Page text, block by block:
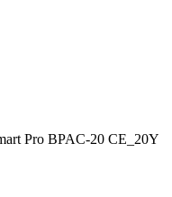
Pro BPAC-20 CE_20Y